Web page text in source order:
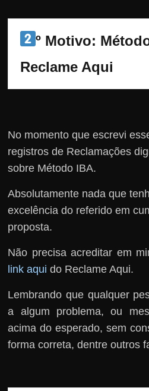
º Motivo:
Reclame Aqui
No momento que escrevi
registros de Reclamações
sobre Método IBA.
Absolutamente nada que
excelência do referido em
proposta.
Não precisa acreditar em
link aqui do Reclame Aqui.
Lembrando que qualquer
a algum problema, ou
acima do esperado, sem
forma correta, dentre outros